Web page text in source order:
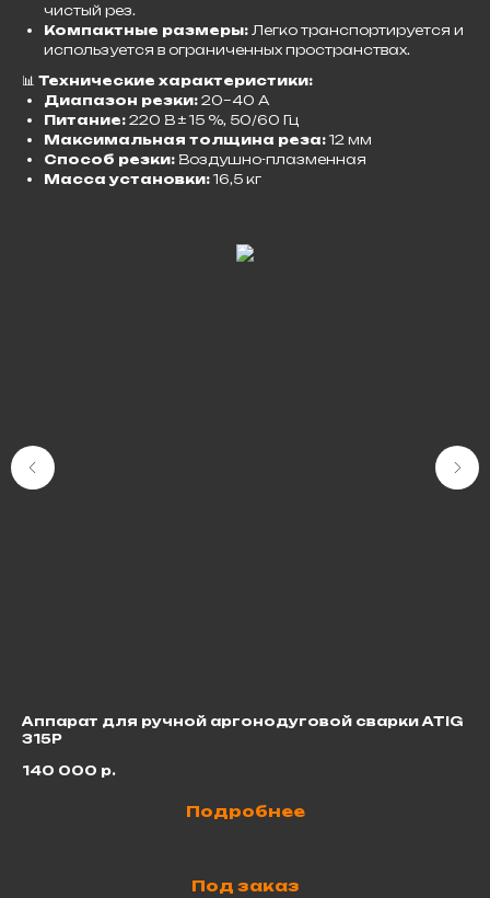
чистый рез.
Компактные размеры: Легко транспортируется и
используется в ограниченных пространствах.
📊 Технические характеристики:
Диапазон резки: 20–40 A
Питание: 220 В ± 15 %, 50/60 Гц
Максимальная толщина реза: 12 мм
Способ резки: Воздушно-плазменная
Масса установки: 16,5 кг
Аппарат для ручной аргонодуговой сварки ATIG
315P
140 000 р.
Подробнее
Под заказ